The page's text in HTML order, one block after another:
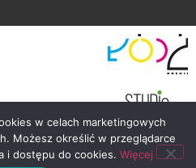
w celach marketingowych
Możesz określić w przeglądarce
i dostępu do cookies. Więcej